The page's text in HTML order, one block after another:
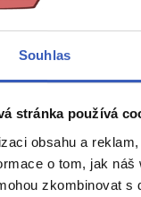
Souhlas
stránka používá
obsahu a
o tom, jak
zkombinovat